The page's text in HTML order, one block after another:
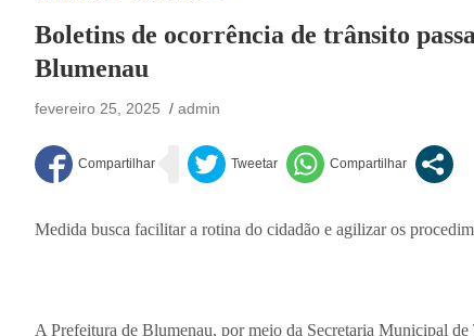
Boletins de ocorrência de trânsito
Blumenau
fevereiro 25, 2025 admin
Medida busca facilitar a rotina do cidadão e agilizar os
A Prefeitura de Blumenau, por meio da Secretaria Municipal